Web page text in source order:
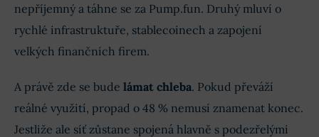
nepříjemný a táhne se za Pump.fun. Druhý mluví o
rychlé infrastruktuře, stablecoinech a zapojení
velkých finančních firem.
A právě zde se bude lámat chleba. Pokud převáží
reálné využití, propad o 48 % nemusí znamenat konec.
Jestliže ale síť zůstane spojená hlavně s podezřelými